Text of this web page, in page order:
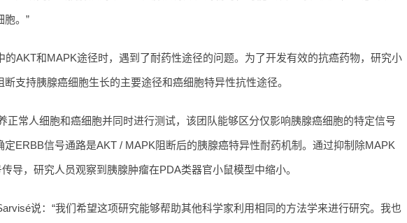
胞。”
的AKT和MAPK途径时，遇到了耐药性途径的问题。为了开发有效的抗癌药物，研究小
支持胰腺癌细胞生长的主要途径和癌细胞特异性抗性途径。
正常人细胞和癌细胞并同时进行测试，该团队能够区分仅影响胰腺癌细胞的特定信号
ERBB信号通路是AKT / MAPK阻断后的胰腺癌特异性耐药机制。通过抑制除MAPK
导，研究人员观察到胰腺肿瘤在PDA类器官小鼠模型中缩小。
说：“我们希望这项研究能够帮助其他科学家利用相同的方法学来进行研究。我也